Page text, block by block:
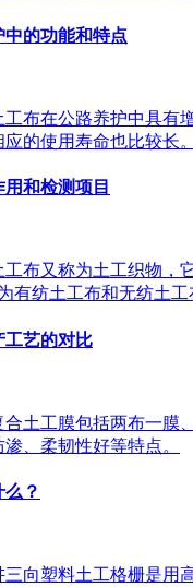
的功能和特点
布在公路养护中具有
的使用寿命也比较长。
和检测项目
布又称为土工织物，
有纺土工布和无纺土工
工艺的对比
土工膜包括两布一膜
、柔韧性好等特点。
？
向塑料土工格栅是用